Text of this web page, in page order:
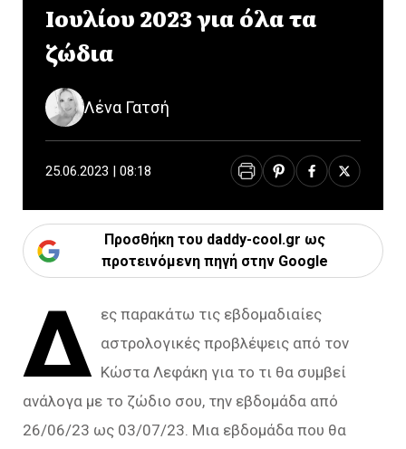
Ιουλίου 2023 για όλα τα
ζώδια
Λένα Γατσή
25.06.2023 | 08:18
Προσθήκη του daddy-cool.gr ως
προτεινόμενη πηγή στην Google
Δ ες παρακάτω τις εβδομαδιαίες
αστρολογικές προβλέψεις από τον
Κώστα Λεφάκη για το τι θα συμβεί
ανάλογα με το ζώδιο σου, την εβδομάδα από
26/06/23 ως 03/07/23. Μια εβδομάδα που θα